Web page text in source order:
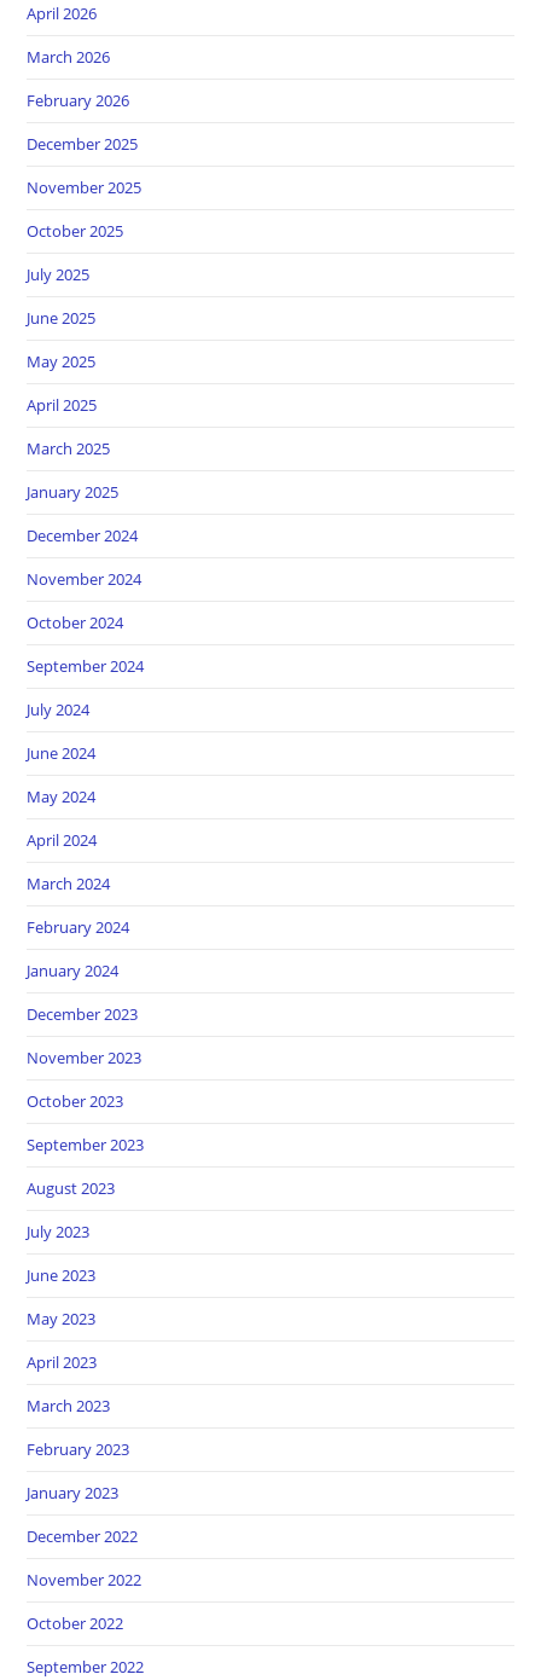
April 2026
March 2026
February 2026
December 2025
November 2025
October 2025
July 2025
June 2025
May 2025
April 2025
March 2025
January 2025
December 2024
November 2024
October 2024
September 2024
July 2024
June 2024
May 2024
April 2024
March 2024
February 2024
January 2024
December 2023
November 2023
October 2023
September 2023
August 2023
July 2023
June 2023
May 2023
April 2023
March 2023
February 2023
January 2023
December 2022
November 2022
October 2022
September 2022